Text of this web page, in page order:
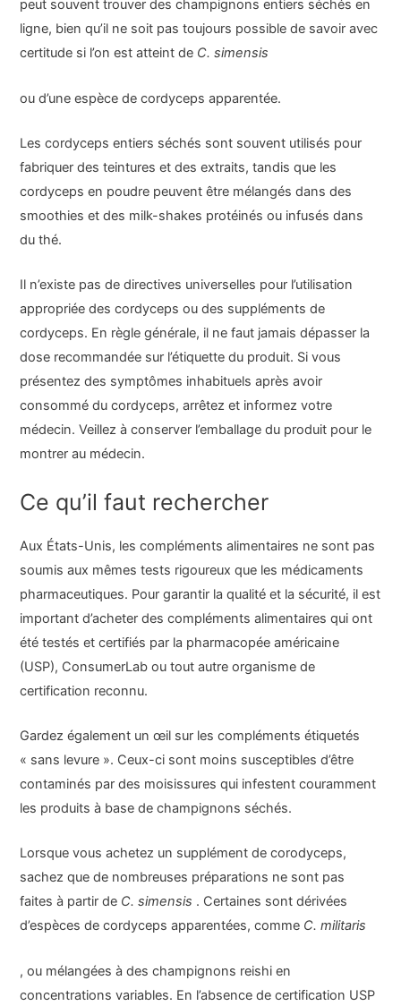
peut souvent trouver des champignons entiers séchés en
ligne, bien qu’il ne soit pas toujours possible de savoir avec
certitude si l’on est atteint de C. simensis
ou d’une espèce de cordyceps apparentée.
Les cordyceps entiers séchés sont souvent utilisés pour
fabriquer des teintures et des extraits, tandis que les
cordyceps en poudre peuvent être mélangés dans des
smoothies et des milk-shakes protéinés ou infusés dans
du thé.
Il n’existe pas de directives universelles pour l’utilisation
appropriée des cordyceps ou des suppléments de
cordyceps. En règle générale, il ne faut jamais dépasser la
dose recommandée sur l’étiquette du produit. Si vous
présentez des symptômes inhabituels après avoir
consommé du cordyceps, arrêtez et informez votre
médecin. Veillez à conserver l’emballage du produit pour le
montrer au médecin.
Ce qu’il faut rechercher
Aux États-Unis, les compléments alimentaires ne sont pas
soumis aux mêmes tests rigoureux que les médicaments
pharmaceutiques. Pour garantir la qualité et la sécurité, il est
important d’acheter des compléments alimentaires qui ont
été testés et certifiés par la pharmacopée américaine
(USP), ConsumerLab ou tout autre organisme de
certification reconnu.
Gardez également un œil sur les compléments étiquetés
« sans levure ». Ceux-ci sont moins susceptibles d’être
contaminés par des moisissures qui infestent couramment
les produits à base de champignons séchés.
Lorsque vous achetez un supplément de corodyceps,
sachez que de nombreuses préparations ne sont pas
faites à partir de C. simensis . Certaines sont dérivées
d’espèces de cordyceps apparentées, comme C. militaris
, ou mélangées à des champignons reishi en
concentrations variables. En l’absence de certification USP